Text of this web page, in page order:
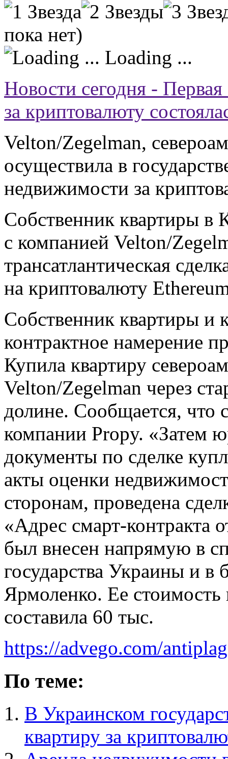
пока нет)
Loading ...
Новости сегодня -
за криптовалюту
Velton/Zegelman,
осуществила в
недвижимости за
Собственник квартиры в
с компанией Velton/
трансатлантическая
на криптовалюту
Собственник квартиры и
контрактное намерение
Купила квартиру
Velton/Zegelman через
долине. Сообщается, что
компании Propy. «Затем
документы по сделке
акты оценки
сторонам, проведена
«Адрес смарт-контракта
был внесен напрямую в
государства Украины и
Ярмоленко. Ее стоимость
составила 60 тыс.
https://advego.com/
По теме:
В Украинском
квартиру за